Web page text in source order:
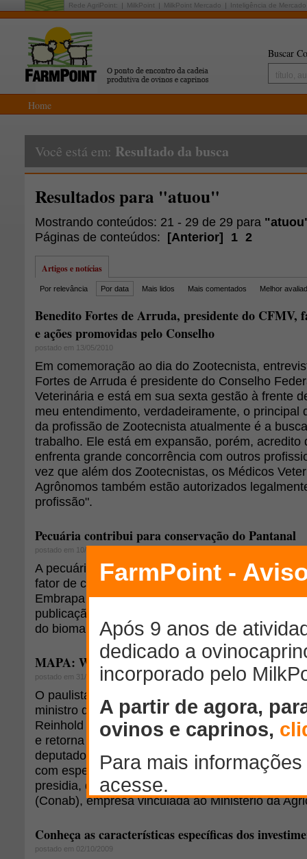
Rede AgriPoint: MilkPoint MilkPoint Mercado Inteligência de Mercado
Buscar
Home
Você está em: Resultado da busca
Resultados para "atuou"
Mostrando conteúdos: 21 - 29 de 29 para
Páginas de conteúdos: [Anterior] 1 2
Artigos e notícias
Por relevância Por data Mais lidos Mais comentados Melhor
Benedito Fortes de Arruda, presidente do CFMV,
e ações promovidas pelo Conselho
postado em 13/05/2010
Em comemoração ao dia do Zootecnista,
Fortes de Arruda é presidente do Conselho
Veterinária e está em sua sexta gestão à frente
meu entendimento, verdadeiramente, o principal
da profissão de Zootecnista atualmente é a
trabalho. Ele está em expansão, porém, acredito
enfrenta grande concorrência com outros
vez que além dos Zootecnistas, os Médicos
Agrônomos também estão autorizados
profissão".
Pecuária contribui para conservação do Pantanal
postado em 10/05/2010
A pecuária tradicional e extensiva praticada no
fator de conservação ambiental. A constatação é
Embrapa Pantanal, José Aníbal Comastri Filho,
publicação de um estudo que comprova que
do bioma está intacta.
MAPA: Wagner Rossi será o sucessor de Stephanes
postado em 31/03/2010
O paulista Wagner Rossi será empossado,
ministro da Agricultura, Pecuária e
Reinhold Stephanes, que ficou à frente do
e retorna à Câmara dos Deputados para cumprir
deputado federal. Graduado em direito e
com especialização em economia e educação,
presidia, desde 2007, a Companhia Nacional de
(Conab), empresa vinculada ao Ministério da
Conheça as características específicas dos
postado em 02/10/2009